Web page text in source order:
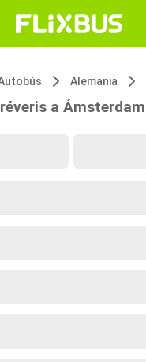
Alemania
a Ámsterdam